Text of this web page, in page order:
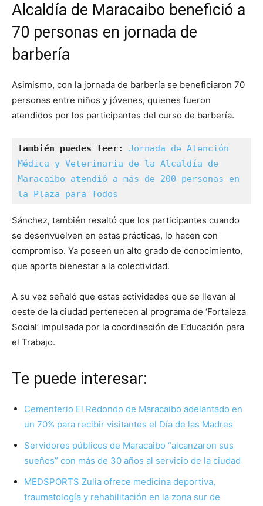
Alcaldía de Maracaibo benefició a
70 personas en jornada de
barbería
Asimismo, con la jornada de barbería se beneficiaron 70
personas entre niños y jóvenes, quienes fueron
atendidos por los participantes del curso de barbería.
También puedes leer:
Jornada de Atención
Médica y Veterinaria de la Alcaldía de
Maracaibo atendió a más de 200 personas en
la Plaza para Todos
Sánchez, también resaltó que los participantes cuando
se desenvuelven en estas prácticas, lo hacen con
compromiso. Ya poseen un alto grado de conocimiento,
que aporta bienestar a la colectividad.
A su vez señaló que estas actividades que se llevan al
oeste de la ciudad pertenecen al programa de ‘Fortaleza
Social’ impulsada por la coordinación de Educación para
el Trabajo.
Te puede interesar:
Cementerio El Redondo de Maracaibo adelantado en
un 70% para recibir visitantes el Día de las Madres
Servidores públicos de Maracaibo “alcanzaron sus
sueños” con más de 30 años al servicio de la ciudad
MEDSPORTS Zulia ofrece medicina deportiva,
traumatología y rehabilitación en la zona sur de